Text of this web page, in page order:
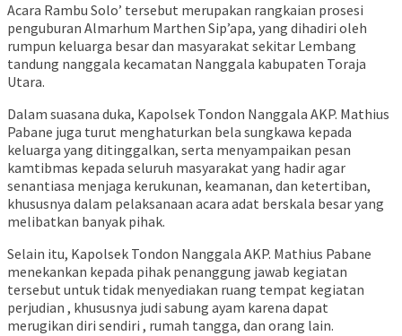
Acara Rambu Solo’ tersebut merupakan rangkaian prosesi
penguburan Almarhum Marthen Sip’apa, yang dihadiri oleh
rumpun keluarga besar dan masyarakat sekitar Lembang
tandung nanggala kecamatan Nanggala kabupaten Toraja
Utara.
Dalam suasana duka, Kapolsek Tondon Nanggala AKP. Mathius
Pabane juga turut menghaturkan bela sungkawa kepada
keluarga yang ditinggalkan, serta menyampaikan pesan
kamtibmas kepada seluruh masyarakat yang hadir agar
senantiasa menjaga kerukunan, keamanan, dan ketertiban,
khususnya dalam pelaksanaan acara adat berskala besar yang
melibatkan banyak pihak.
Selain itu, Kapolsek Tondon Nanggala AKP. Mathius Pabane
menekankan kepada pihak penanggung jawab kegiatan
tersebut untuk tidak menyediakan ruang tempat kegiatan
perjudian , khususnya judi sabung ayam karena dapat
merugikan diri sendiri , rumah tangga, dan orang lain.